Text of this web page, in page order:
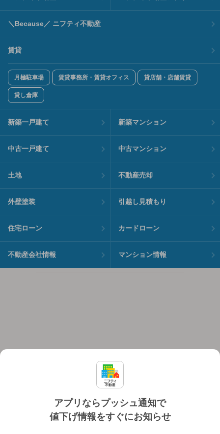
アプリならプッシュ通知で
値下げ情報をすぐにお知らせ
＼Because／ ニフティ不動産
賃貸
月極駐車場 賃貸事務所・賃貸オフィス 貸店舗・店舗賃貸
貸し倉庫
新築一戸建て 新築マンション
中古一戸建て 中古マンション
土地 不動産売却
外壁塗装 引越し見積もり
住宅ローン カードローン
不動産会社情報 マンション情報
個人情報保護ポリシー 利用規約